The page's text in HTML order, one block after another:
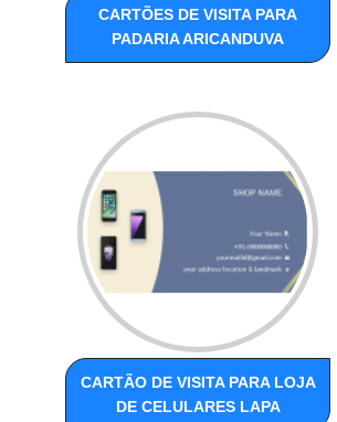
CARTÕES DE VISITA PARA
PADARIA ARICANDUVA
CARTÃO DE VISITA PARA LOJA
DE CELULARES LAPA